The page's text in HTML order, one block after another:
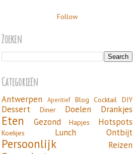
Follow
Zoeken
Categorieën
Antwerpen Aperitief Blog Cocktail DIY
Dessert Diner Doelen Drankjes
Eten Gezond Hapjes Hotspots
Koekjes Lunch Ontbijt
Persoonlijk Reizen